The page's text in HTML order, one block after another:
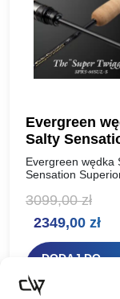
Evergreen
Salty
Superior The
Super Twiggy
Evergreen wędka
Sensation
Ta wędka, której
„twiggy”
podczas…
3099,00zł
Pierwotna
cena
3099,00 zł.
2349,00 zł
DODAJ DO